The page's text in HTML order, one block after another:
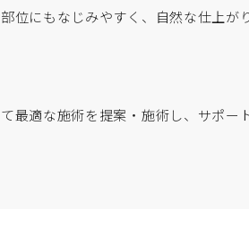
位にもなじみやすく、自然な仕上が
最適な施術を提案・施術し、サポー